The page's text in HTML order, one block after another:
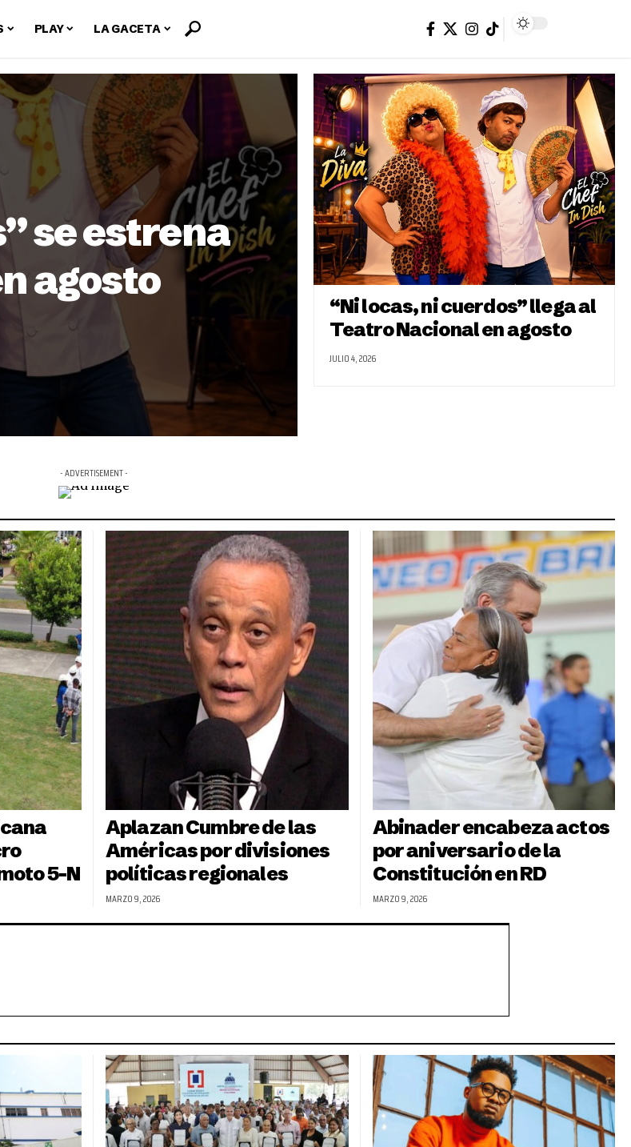
PLAY LA GACETA
se estrena
agosto
“Ni locas, ni cuerdos” llega al
Teatro Nacional en agosto
JULIO 4, 2026
- ADVERTISEMENT -
5-N
Aplazan Cumbre de las
Américas por divisiones
políticas regionales
MARZO 9, 2026
Abinader encabeza actos
por aniversario de la
Constitución en RD
MARZO 9, 2026